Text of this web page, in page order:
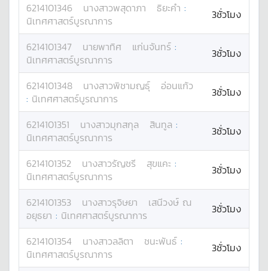
6214101346 นางสาวพสุดาภา ธิยะคำ :
นิเทศศาสตร์บูรณาการ
3ชั่วโมง
6214101347 นายพาทิศ แก่นจันทร์ :
นิเทศศาสตร์บูรณาการ
3ชั่วโมง
6214101348 นางสาวพิชามญธุ์
อ่อนแก้ว
: นิเทศศาสตร์บูรณาการ 3ชั่วโมง
6214101351 นางสาวมุกสกุล สินทูล :
นิเทศศาสตร์บูรณาการ
3ชั่วโมง
6214101352 นางสาวรัญชรี สุขแคะ :
นิเทศศาสตร์บูรณาการ
3ชั่วโมง
6214101353 นางสาวรุจิษยา
เสนีวงษ์ ณ
อยุธยา : นิเทศศาสตร์บูรณาการ 3ชั่วโมง
6214101354 นางสาวลลิตา ชนะพันธ์ :
นิเทศศาสตร์บูรณาการ
3ชั่วโมง